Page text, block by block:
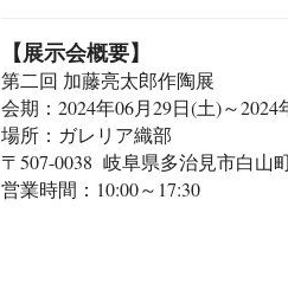
【展示会概要】
第二回 加藤亮太郎作陶展
会期：2024年06月29日(土)～2024
場所：ガレリア織部
〒507-0038 岐阜県多治見市白山
営業時間：10:00～17:30